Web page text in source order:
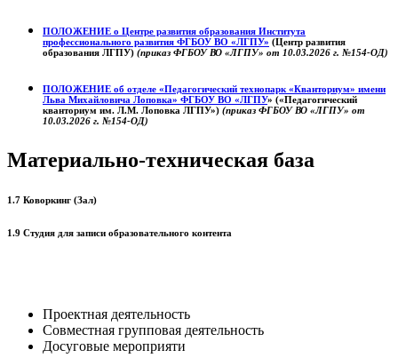
ПОЛОЖЕНИЕ о Центре развития образования Института
профессионального развития ФГБОУ ВО «ЛГПУ» (Центр развития
образования ЛГПУ) (приказ ФГБОУ ВО «ЛГПУ» от 10.03.2026 г. №154-ОД)
ПОЛОЖЕНИЕ об отделе «Педагогический технопарк «Кванториум» имени
Льва Михайловича Лоповка» ФГБОУ ВО «ЛГПУ» («Педагогический
кванториум им. Л.М. Лоповка ЛГПУ») (приказ ФГБОУ ВО «ЛГПУ» от
10.03.2026 г. №154-ОД)
Материально-техническая база
1.7 Коворкинг (Зал)
1.9 Студия для записи образовательного контента
Проектная деятельность
Совместная групповая деятельность
Досуговые мероприяти